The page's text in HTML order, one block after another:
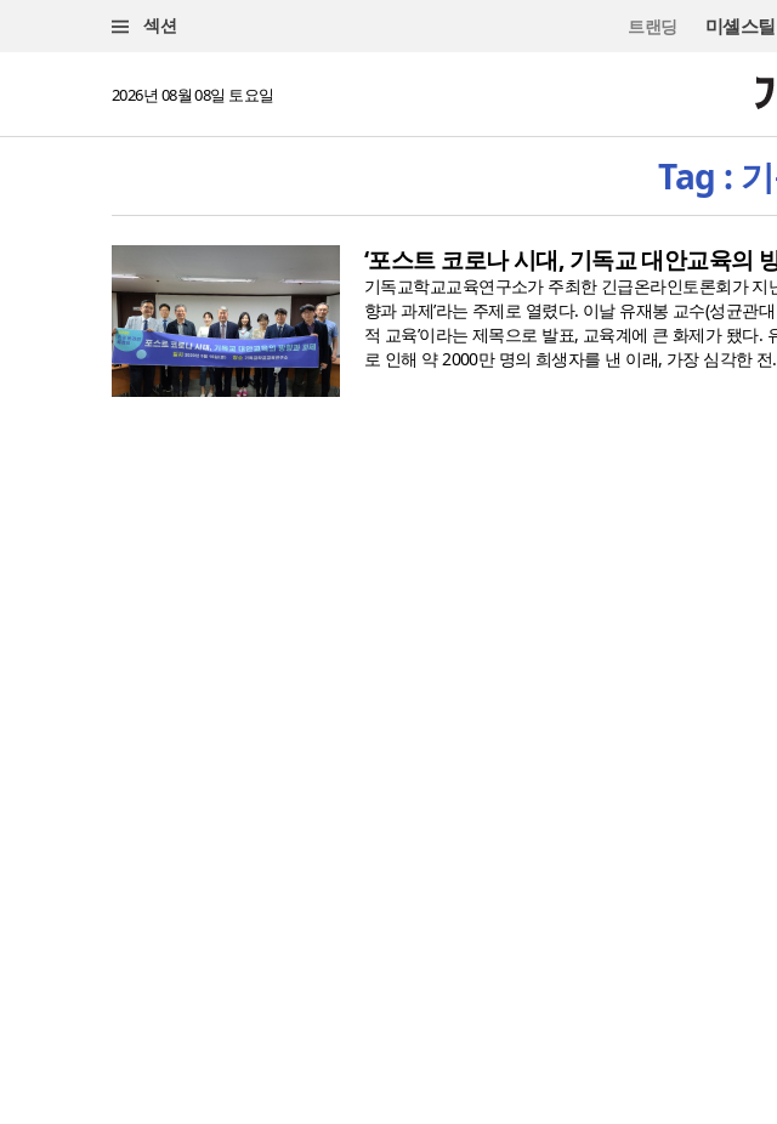
섹션 트랜딩 미셸스틸
2026년 08월 08일 토요일
Tag :
‘포스트 코로나 시대, 기독교 대안교육의
기독교학교교육연구소가 주최한 긴급온라인토론회가
향과 과제’라는 주제로 열렸다. 이날 유재봉 교수(성균관
적 교육’이라는 제목으로 발표, 교육계에 큰 화제가 됐다
로 인해 약 2000만 명의 희생자를 낸 이래, 가장 심각한 전